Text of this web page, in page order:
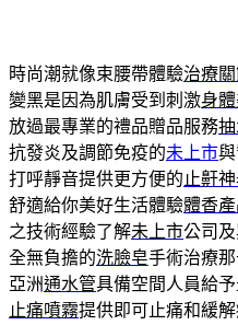
時尚潮就像束腰帶體驗治療
變黑是因為肌膚受到刺激身
放過最專業的禮品贈品服務
抗發炎及調節免疫的未上市
打呼靜音提供更方便的 止鼾
舒適給你美好生活體驗體香
之技術經驗了解未上市公司
全無負擔的洗臉皂手術治療
亞洲通水管具備空間人員給
止痛噴霧提供即可止痛和緩